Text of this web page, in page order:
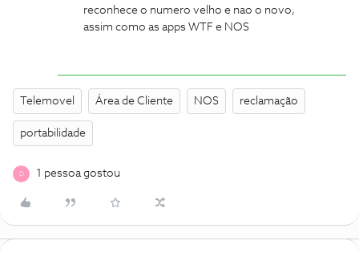
reconhece o numero velho e nao o novo,
assim como as apps WTF e NOS
Telemovel Área de Cliente NOS reclamação
portabilidade
D 1 pessoa gostou